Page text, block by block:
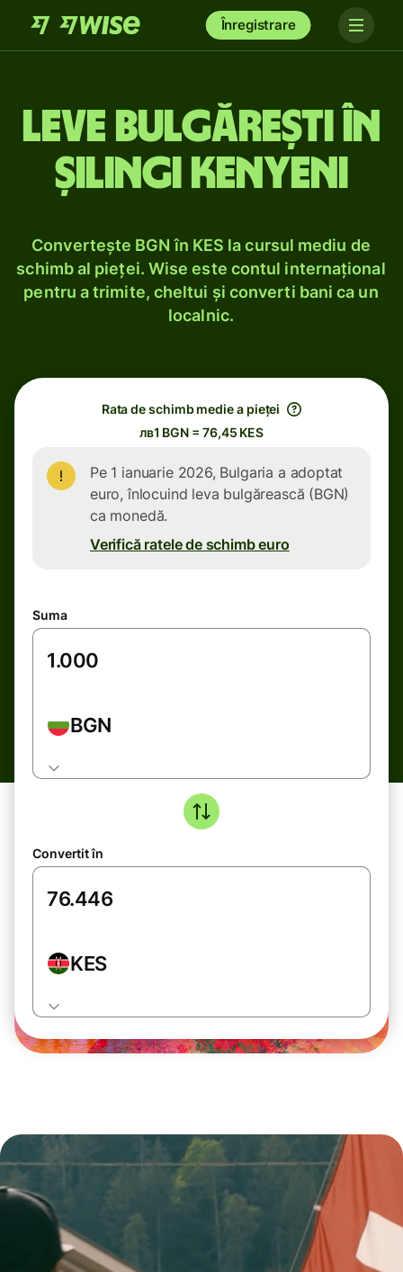
Înregistrare
Leve bulgărești în
șilingi kenyeni
Convertește BGN în KES la cursul mediu de
schimb al pieței. Wise este contul internațional
pentru a trimite, cheltui și converti bani ca un
localnic.
Rata de schimb medie a pieței
лв1 BGN = 76,45 KES
Pe 1 ianuarie 2026, Bulgaria a adoptat
euro, înlocuind leva bulgărească (BGN)
ca monedă.
Verifică ratele de schimb euro
Suma
BGN
Convertit în
KES